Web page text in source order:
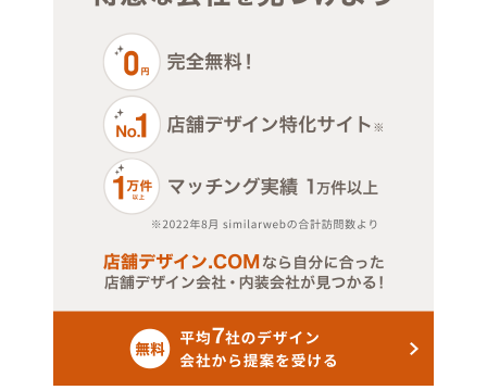
その他サービス・その他